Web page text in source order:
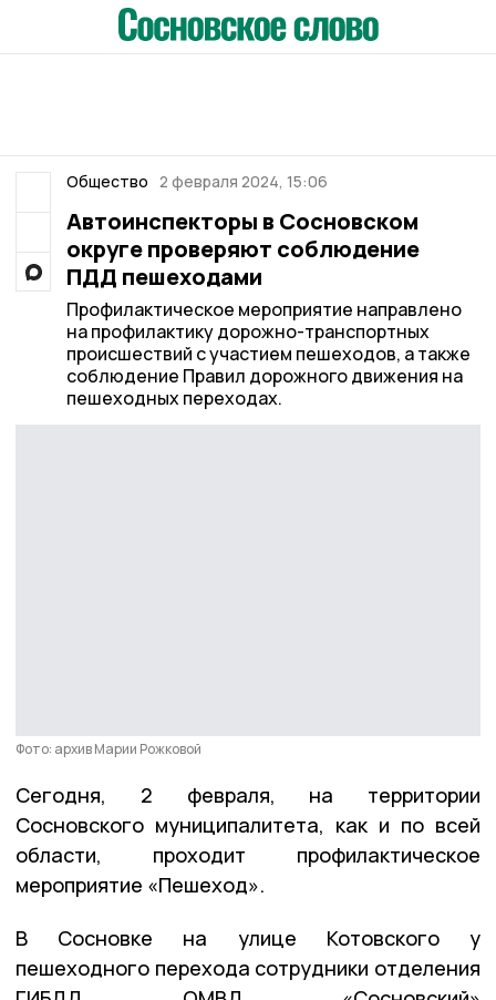
Общество 2 февраля 2024, 15:06
Автоинспекторы в Сосновском
округе проверяют соблюдение
ПДД пешеходами
Профилактическое мероприятие направлено
на профилактику дорожно-транспортных
происшествий с участием пешеходов, а также
соблюдение Правил дорожного движения на
пешеходных переходах.
Фото: архив Марии Рожковой
Сегодня, 2 февраля, на территории
Сосновского муниципалитета, как и по всей
области, проходит профилактическое
мероприятие «Пешеход».
В Сосновке на улице Котовского у
пешеходного перехода сотрудники отделения